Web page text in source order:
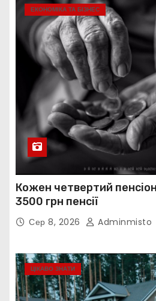
ЕКОНОМІКА ТА БІЗНЕС
Кожен четвертий
3500 грн пенсії
Сер 8, 2026 Adminmisto
ЦІКАВО ЗНАТИ